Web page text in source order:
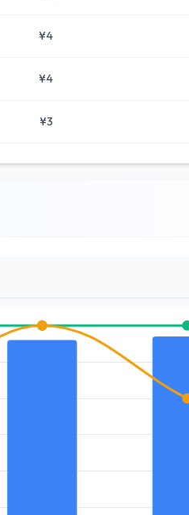
¥4
¥4
¥3